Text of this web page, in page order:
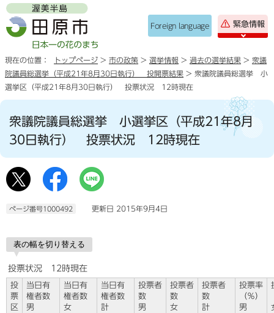
Foreign language 緊急情報
現在の位置： トップページ > 市の政策 > 選挙情報 > 過去の選挙結果 > 衆議
院議員総選挙（平成21年8月30日執行） 投開票結果 > 衆議院議員総選挙 小
選挙区（平成21年8月30日執行） 投票状況 12時現在
衆議院議員総選挙 小選挙区（平成21年8月
30日執行） 投票状況 12時現在
ページ番号1000492 更新日 2015年9月4日
表の幅を切り替える
投票状況 12時現在
投
票
区
当日有
権者数
男
当日有
権者数
女
当日有
権者数
計
投票者
数
男
投票者
数
女
投票者
数
計
投票率
（％）
男